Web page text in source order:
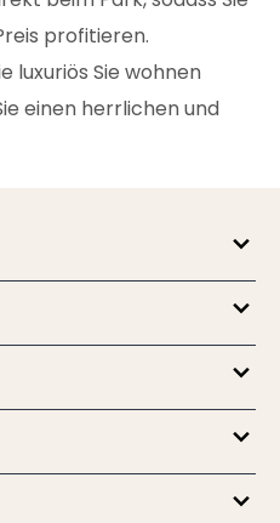
profitieren.
luxuriös Sie wohnen
einen herrlichen und